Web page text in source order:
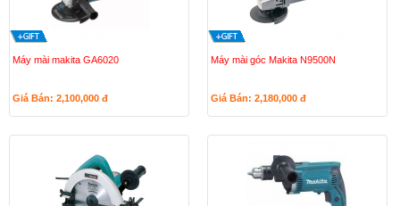
Máy mài makita GA6020
Giá Bán: 2,100,000 đ
Máy mài góc Makita N9500N
Giá Bán: 2,180,000 đ